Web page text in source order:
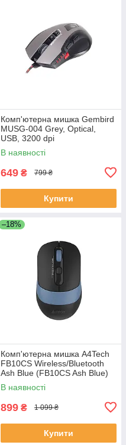
Комп'ютерна мишка Gembird
MUSG-004 Grey, Optical,
USB, 3200 dpi
В наявності
649 ₴ 799 ₴
Купити
–18%
Комп'ютерна мишка A4Tech
FB10CS Wireless/Bluetooth
Ash Blue (FB10CS Ash Blue)
В наявності
899 ₴ 1 099 ₴
Купити